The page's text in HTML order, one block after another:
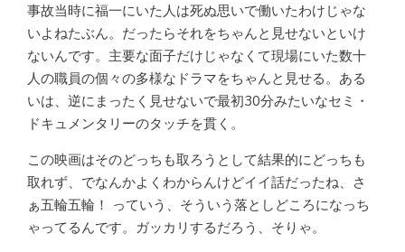
事故当時に福一にいた人は死ぬ思いで働いたわけじゃな
いよねたぶん。だったらそれをちゃんと見せないといけ
ないんです。主要な面子だけじゃなくて現場にいた数十
人の職員の個々の多様なドラマをちゃんと見せる。ある
いは、逆にまったく見せないで最初30分みたいなセミ・
ドキュメンタリーのタッチを貫く。
この映画はそのどっちも取ろうとして結果的にどっちも
取れず、でなんかよくわからんけどイイ話だったね、さ
ぁ五輪五輪！ っていう、そういう落としどころになっち
ゃってるんです。ガッカリするだろう、そりゃ。